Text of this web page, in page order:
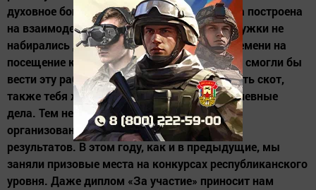
духовное богатство общества. Наша работа построена
на взаимодействии с людьми. Если бы в кружки не
набирались дети, взрослые не находили времени на
посещение культурных мероприятий, мы не смогли бы
вести эту работу. На селе ведь у каждого есть скот,
также тебя ждут запланированные повседневные
дела. Тем не менее, жители села посещают
организованные нами кружки, добиваются
результатов. В этом году, как и в предыдущие, мы
заняли призовые места на конкурсах республиканского
уровня. Даже диплом «За участие» приносит нам